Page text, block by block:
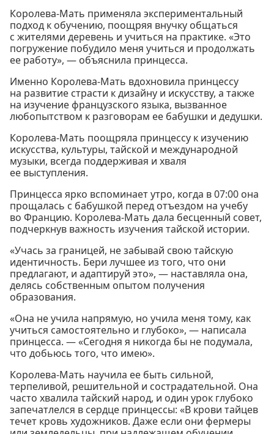
Королева-Мать применяла экспериментальный
подход к обучению, поощряя внучку общаться
с жителями деревень и учиться на практике. «Это
погружение побудило меня учиться и продолжать
ее работу», — объяснила принцесса.
Именно Королева-Мать вдохновила принцессу
на развитие страсти к дизайну и искусству, а также
на изучение французского языка, вызванное
любопытством к разговорам ее бабушки и дедушки.
Королева-Мать поощряла принцессу к изучению
искусства, культуры, тайской и международной
музыки, всегда поддерживая и хваля
ее выступления.
Принцесса ярко вспоминает утро, когда в 07:00 она
прощалась с бабушкой перед отъездом на учебу
во Францию. Королева-Мать дала бесценный совет,
подчеркнув важность изучения тайской истории.
«Учась за границей, не забывай свою тайскую
идентичность. Бери лучшее из того, что они
предлагают, и адаптируй это», — наставляла она,
делясь собственным опытом получения
образования.
«Она не учила напрямую, но учила меня тому, как
учиться самостоятельно и глубоко», — написала
принцесса. — «Сегодня я никогда бы не подумала,
что добьюсь того, что имею».
Королева-Мать научила ее быть сильной,
терпеливой, решительной и сострадательной. Она
часто хвалила тайский народ, и один урок глубоко
запечатлелся в сердце принцессы: «В крови тайцев
течет кровь художников. Даже если они фермеры